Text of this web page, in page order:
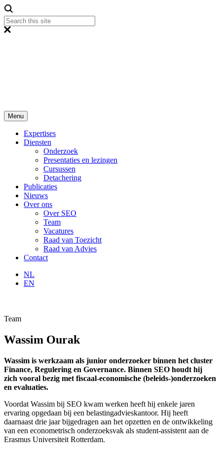
Menu
Expertises
Diensten
Onderzoek
Presentaties en lezingen
Cursussen
Detachering
Publicaties
Nieuws
Over ons
Over SEO
Team
Vacatures
Raad van Toezicht
Raad van Advies
Contact
NL
EN
Team
Wassim Ourak
Wassim is werkzaam als junior onderzoeker binnen het cluster
Finance, Regulering en Governance. Binnen SEO houdt hij
zich vooral bezig met fiscaal-economische (beleids-)onderzoeken
en evaluaties.
Voordat Wassim bij SEO kwam werken heeft hij enkele jaren
ervaring opgedaan bij een belastingadvieskantoor. Hij heeft
daarnaast drie jaar bijgedragen aan het opzetten en de ontwikkeling
van een econometrisch onderzoeksvak als student-assistent aan de
Erasmus Universiteit Rotterdam.